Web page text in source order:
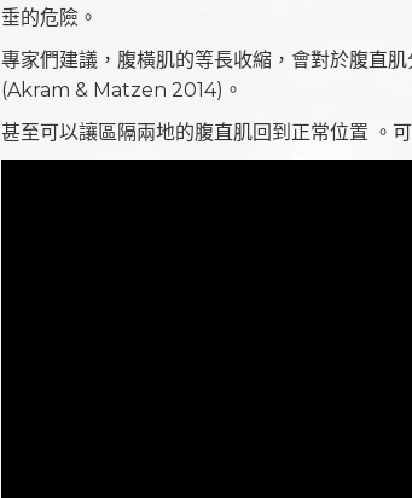
垂的危險。
專家們建議，腹橫肌的等長收縮，會對於腹直
(Akram & Matzen 2014)。
甚至可以讓區隔兩地的腹直肌回到正常位置 。